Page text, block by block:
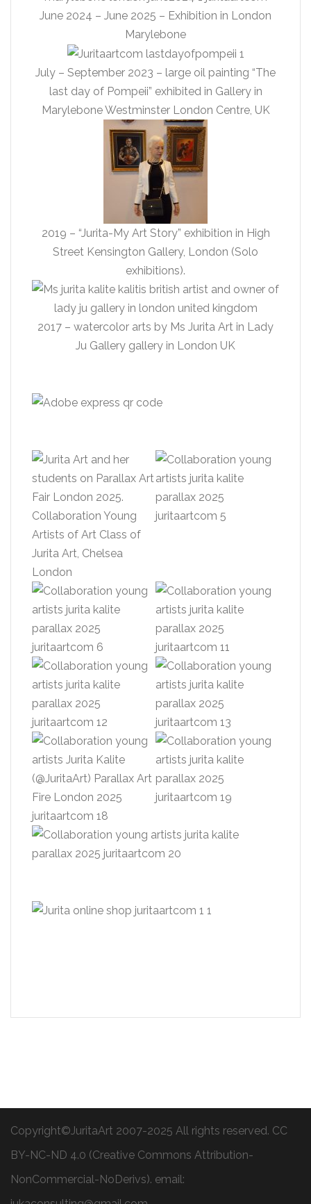
June 2024 – June 2025 – Exhibition in London
Marylebone
July – September 2023 – large oil painting “The
last day of Pompeii” exhibited in Gallery in
Marylebone Westminster London Centre, UK
2019 – “Jurita-My Art Story” exhibition in High
Street Kensington Gallery, London (Solo
exhibitions).
2017 – watercolor arts by Ms Jurita Art in Lady
Ju Gallery gallery in London UK
Copyright©JuritaArt 2007-2025 All rights reserved. CC
BY-NC-ND 4.0 (Creative Commons Attribution-
NonCommercial-NoDerivs). email: